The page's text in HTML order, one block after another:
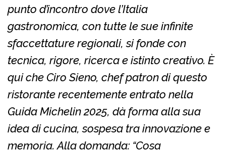
punto d’incontro dove l’Italia
gastronomica, con tutte le sue infinite
sfaccettature regionali, si fonde con
tecnica, rigore, ricerca e istinto creativo. È
qui che Ciro Sieno, chef patron di questo
ristorante recentemente entrato nella
Guida Michelin 2025, dà forma alla sua
idea di cucina, sospesa tra innovazione e
memoria. Alla domanda: “Cosa